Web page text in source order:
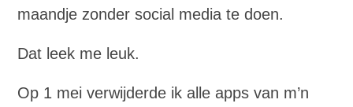
maandje zonder social media te doen.
Dat leek me leuk.
Op 1 mei verwijderde ik alle apps van m’n